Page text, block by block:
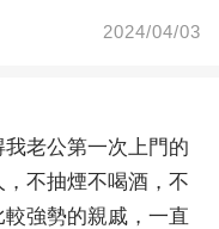
2024/04/03
老公第一次上門的
不抽煙不喝酒，不
強勢的親戚，一直